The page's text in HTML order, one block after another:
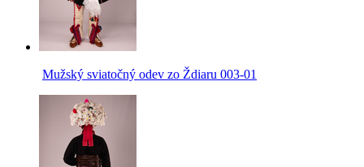
Mužský sviatočný odev zo Ždiaru 003-01